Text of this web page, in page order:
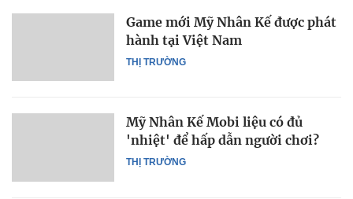
THỊ TRƯỜNG
Game mới Mỹ Nhân Kế được phát
hành tại Việt Nam
THỊ TRƯỜNG
Mỹ Nhân Kế Mobi liệu có đủ
'nhiệt' để hấp dẫn người chơi?